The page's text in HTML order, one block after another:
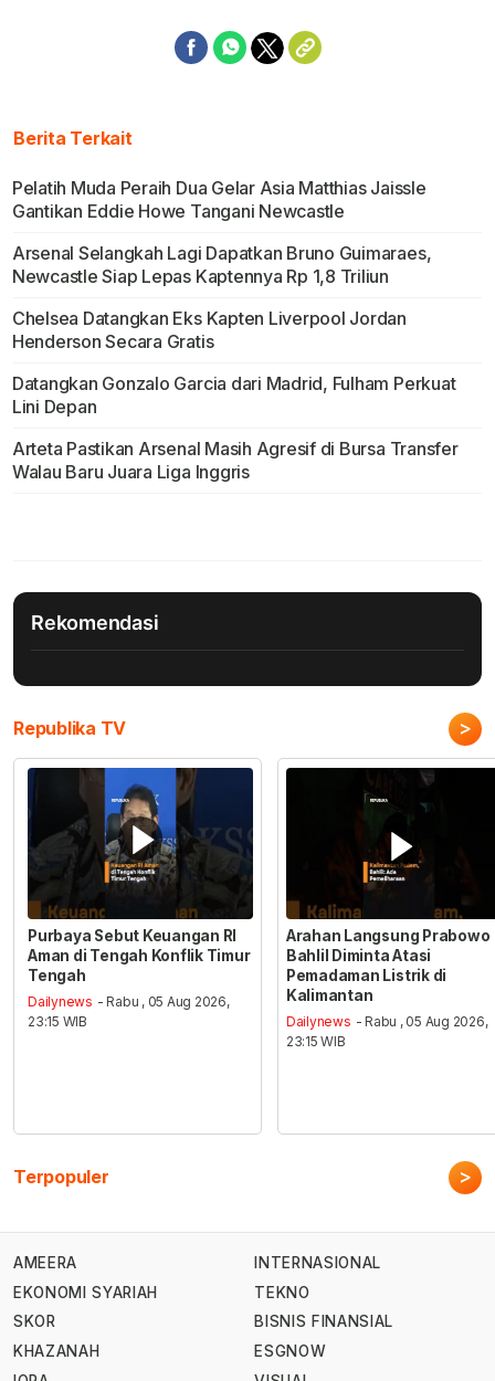
Berita Terkait
Pelatih Muda Peraih Dua Gelar Asia Matthias Jaissle
Gantikan Eddie Howe Tangani Newcastle
Arsenal Selangkah Lagi Dapatkan Bruno Guimaraes,
Newcastle Siap Lepas Kaptennya Rp 1,8 Triliun
Chelsea Datangkan Eks Kapten Liverpool Jordan
Henderson Secara Gratis
Datangkan Gonzalo Garcia dari Madrid, Fulham Perkuat
Lini Depan
Arteta Pastikan Arsenal Masih Agresif di Bursa Transfer
Walau Baru Juara Liga Inggris
Rekomendasi
Republika TV >
Purbaya Sebut Keuangan RI
Aman di Tengah Konflik Timur
Tengah
Dailynews - Rabu , 05 Aug 2026,
23:15 WIB
Arahan Langsung Prabowo
Bahlil Diminta Atasi
Pemadaman Listrik di
Kalimantan
Dailynews - Rabu , 05 Aug 2026,
23:15 WIB
Terpopuler >
AMEERA
EKONOMI SYARIAH
SKOR
KHAZANAH
INTERNASIONAL
TEKNO
BISNIS FINANSIAL
ESGNOW